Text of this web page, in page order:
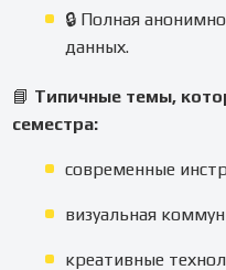
🔒 Полная
данных.
📘 Типичные темы,
семестра:
современные
визуальная
креативные